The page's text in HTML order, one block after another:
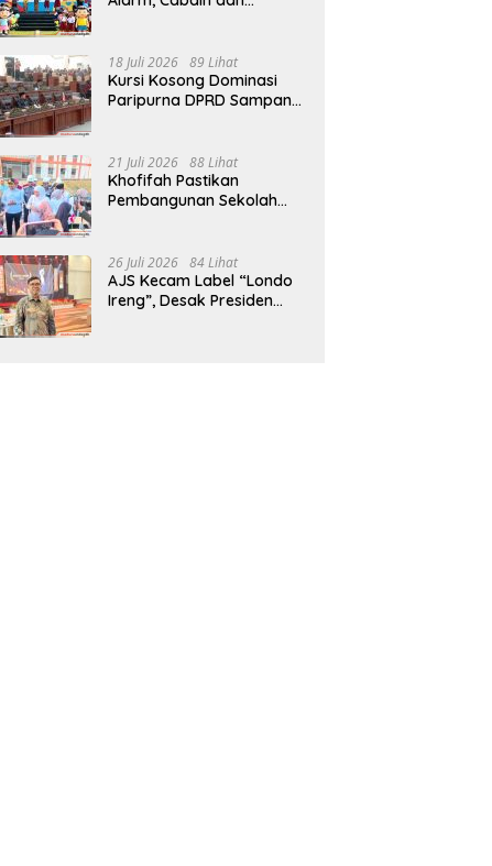
Kekerasan Seksual Anak
18 Juli 2026 89 Lihat
Kursi Kosong Dominasi
Paripurna DPRD Sampang,
21 Juli 2026 88 Lihat
Khofifah Pastikan
Pembangunan Sekolah
Indonesia Emas
26 Juli 2026 84 Lihat
AJS Kecam Label “Londo
Ireng”, Desak Presiden